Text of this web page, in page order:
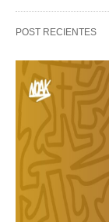
POST RECIENTES